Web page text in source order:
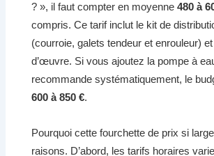
? », il faut compter en moyenne480 à
compris. Ce tarif inclut le kit de
(courroie, galets tendeur et enrouleur)
d’œuvre. Si vous ajoutez la pompe à
recommande systématiquement, le
600 à 850 €.
Pourquoi cette fourchette de prix si
raisons. D’abord, les tarifs horaires